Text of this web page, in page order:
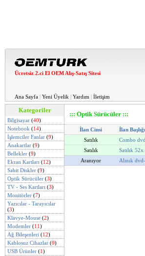
Ücretsiz 2.ci El OEM Alış-Satış Sitesi
Ana Sayfa | Yeni Üyelik | Yardım | İletişim
Kategoriler
Bilgisayar (40)
Notebook (14)
İşlemciler Fanlar (9)
Anakartlar (9)
Bellekler (9)
Ekran Kartları (12)
Sabit Diskler (9)
Optik Sürücüler (3)
TV - Ses Kartları (3)
Monitörler (7)
Yazıcılar - Tarayıcılar
(3)
Klavye-Mouse (2)
Modemler (11)
Ağ Bileşenleri (12)
Kablosuz Cihazlar (0)
USB Ürünler (1)
::: Optik Sürücüler :::
İlan Cinsi İlan Başlığı
Satılık
Combo
Satılık
Satılık
Aranıyor
Alınık